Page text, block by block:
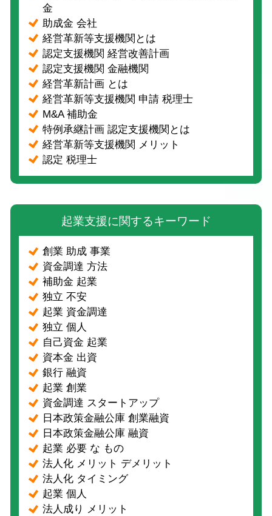
金
助成金 会社
経営革新等支援機関とは
認定支援機関 経営改善計画
認定支援機関 金融機関
経営革新計画 とは
経営革新等支援機関 申請 税理士
M&A 補助金
特例承継計画 認定支援機関とは
経営革新等支援機関 メリット
認定 税理士
起業支援に関するキーワード
創業 助成 事業
資金調達 方法
補助金 起業
独立 不安
起業 資金調達
独立 個人
自己資金 起業
資本金 出資
銀行 融資
起業 創業
資金調達 スタートアップ
日本政策金融公庫 創業融資
日本政策金融公庫 融資
起業 必要 な もの
法人化 メリット デメリット
法人化 タイミング
起業 個人
法人成り メリット